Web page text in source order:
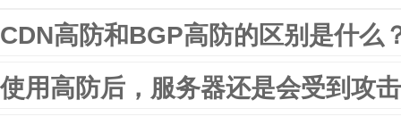
CDN高防和BGP高防的区别是什么
使用高防后，服务器还是会受到攻